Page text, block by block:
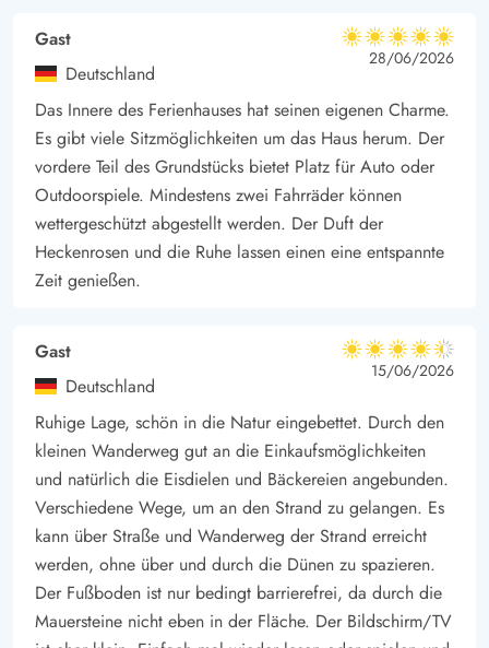
hautnah erleben könnt. Die nahegelegene Blåbjerg
Dünenplantage, wie auch Filsø sind sicherlich einen Besuch
einkaufen müssen, gibt es in Henne Strand einen Supermarkt
wie auch einige Fachgeschäften. Auch könnt Ihr die
gemütlichen Restaurants der populäre Badeort besuchen – hier
gibt es für jeden Geschmack etwas.
Gast
Deutschland
5 von 5
5 von 5
5 out of 5
28/06/2026
Das Innere des Ferienhauses hat seinen eigenen Charme.
Es gibt viele Sitzmöglichkeiten um das Haus herum. Der
vordere Teil des Grundstücks bietet Platz für Auto oder
Outdoorspiele. Mindestens zwei Fahrräder können
wettergeschützt abgestellt werden. Der Duft der
Heckenrosen und die Ruhe lassen einen eine entspannte
Zeit genießen.
Gast
Deutschland
4.5 von 5
4.5 von 5
4.5 out of 5
15/06/2026
Ruhige Lage, schön in die Natur eingebettet. Durch den
kleinen Wanderweg gut an die Einkaufsmöglichkeiten
und natürlich die Eisdielen und Bäckereien angebunden.
Verschiedene Wege, um an den Strand zu gelangen. Es
kann über Straße und Wanderweg der Strand erreicht
werden, ohne über und durch die Dünen zu spazieren.
Der Fußboden ist nur bedingt barrierefrei, da durch die
Mauersteine nicht eben in der Fläche. Der Bildschirm/TV